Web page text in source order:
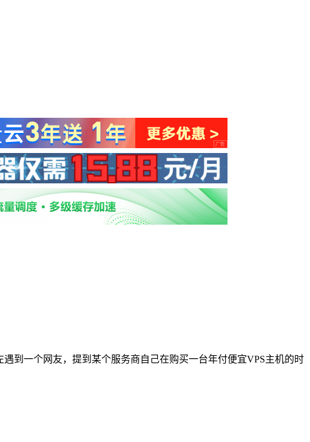
到一个网友，提到某个服务商自己在购买一台年付便宜VPS主机的时